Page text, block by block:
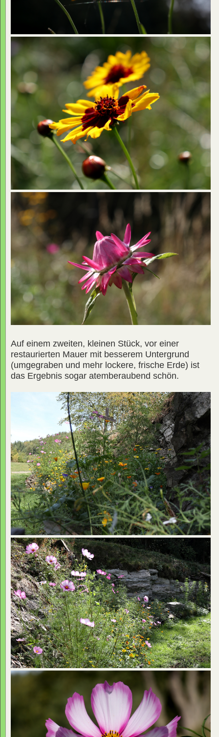
Auf einem zweiten, kleinen Stück, vor einer
restaurierten Mauer mit besserem Untergrund
(umgegraben und mehr lockere, frische Erde) ist
das Ergebnis sogar atemberaubend schön.